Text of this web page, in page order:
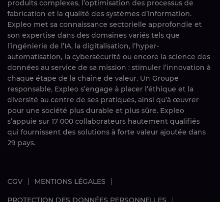
produits complexes, l’optimisation des processus de
fabrication et la qualité des systèmes d’information.
Expleo met sa connaissance sectorielle approfondie et
son expertise dans des domaines variés tels que
l’ingénierie de l’IA, la digitalisation, l’hyper-
automatisation, la cybersécurité ou encore la science des
données au service de sa mission : stimuler l’innovation à
chaque étape de la chaîne de valeur. Un Groupe
responsable, Expleo s’engage à placer l’éthique et la
diversité au centre de ses pratiques, ainsi qu’à œuvrer
pour une société plus durable et plus sûre. Expleo
s’appuie sur 17 000 collaborateurs hautement qualifiés
qui fournissent des solutions à forte valeur ajoutée dans
29 pays.
CGV MENTIONS LÉGALES
PROTECTION DES DONNÉES PERSONNELLES